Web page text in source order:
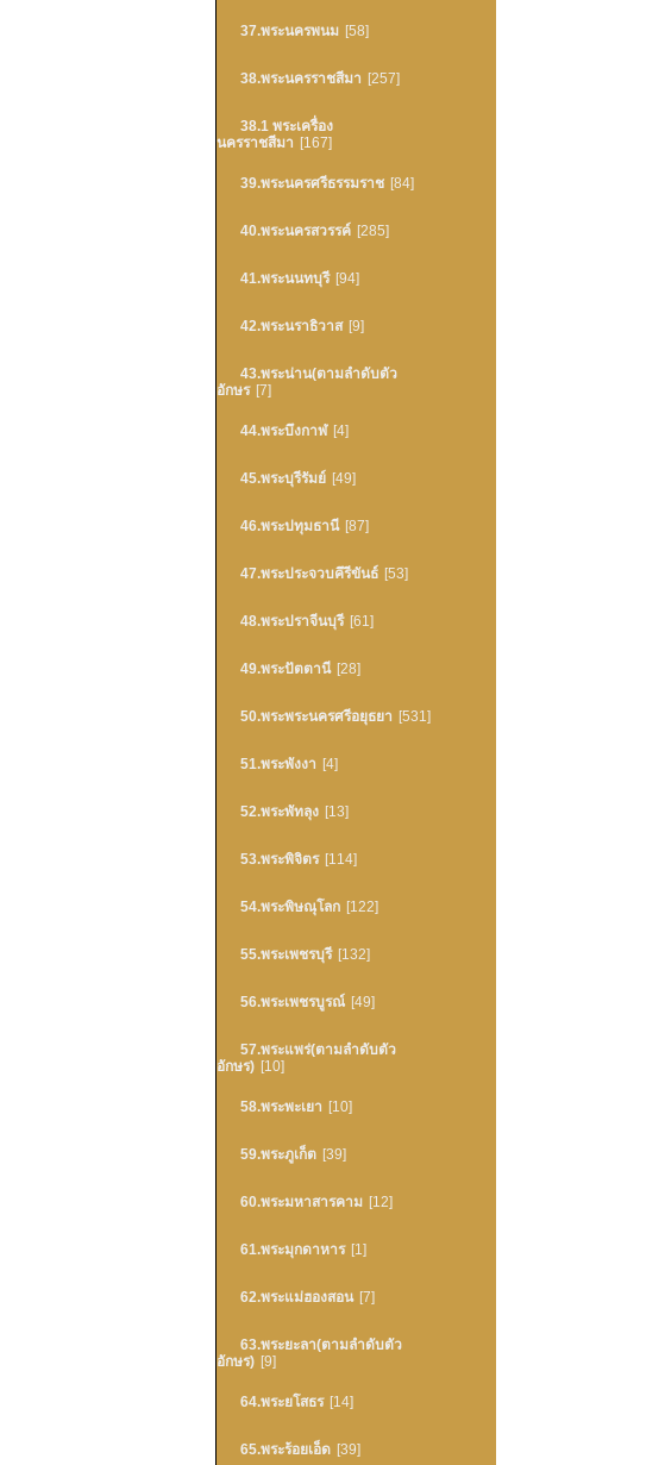
37.พระนครพนม [58]
38.พระนครราชสีมา [257]
38.1 พระเครื่อง
นครราชสีมา [167]
39.พระนครศรีธรรมราช [84]
40.พระนครสวรรค์ [285]
41.พระนนทบุรี [94]
42.พระนราธิวาส [9]
43.พระน่าน(ตามลำดับตัว
อักษร [7]
44.พระบึงกาฬ [4]
45.พระบุรีรัมย์ [49]
46.พระปทุมธานี [87]
47.พระประจวบคึรีขันธ์ [53]
48.พระปราจีนบุรี [61]
49.พระปัตตานี [28]
50.พระพระนครศรีอยุธยา [531]
51.พระพังงา [4]
52.พระพัทลุง [13]
53.พระพิจิตร [114]
54.พระพิษณุโลก [122]
55.พระเพชรบุรี [132]
56.พระเพชรบูรณ์ [49]
57.พระแพร่(ตามลำดับตัว
อักษร) [10]
58.พระพะเยา [10]
59.พระภูเก็ต [39]
60.พระมหาสารคาม [12]
61.พระมุกดาหาร [1]
62.พระแม่ฮองสอน [7]
63.พระยะลา(ตามลำดับตัว
อักษร) [9]
64.พระยโสธร [14]
65.พระร้อยเอ็ด [39]